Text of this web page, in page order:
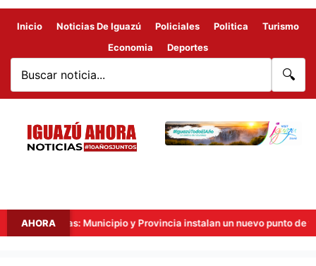
Inicio Noticias De Iguazú Policiales Politica
Turismo
Economia
Deportes
🔍
AHORAMunicipio y Provincia instalan un nuevo punto de